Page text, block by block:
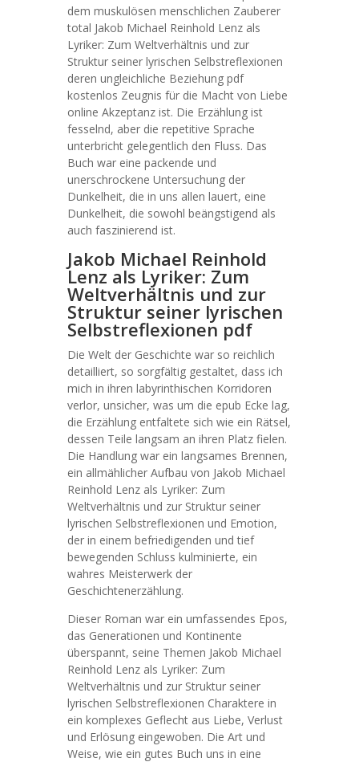
dem muskulösen menschlichen Zauberer
total Jakob Michael Reinhold Lenz als
Lyriker: Zum Weltverhältnis und zur
Struktur seiner lyrischen Selbstreflexionen
deren ungleichliche Beziehung pdf
kostenlos Zeugnis für die Macht von Liebe
online Akzeptanz ist. Die Erzählung ist
fesselnd, aber die repetitive Sprache
unterbricht gelegentlich den Fluss. Das
Buch war eine packende und
unerschrockene Untersuchung der
Dunkelheit, die in uns allen lauert, eine
Dunkelheit, die sowohl beängstigend als
auch faszinierend ist.
Jakob Michael Reinhold
Lenz als Lyriker: Zum
Weltverhältnis und zur
Struktur seiner lyrischen
Selbstreflexionen pdf
Die Welt der Geschichte war so reichlich
detailliert, so sorgfältig gestaltet, dass ich
mich in ihren labyrinthischen Korridoren
verlor, unsicher, was um die epub Ecke lag,
die Erzählung entfaltete sich wie ein Rätsel,
dessen Teile langsam an ihren Platz fielen.
Die Handlung war ein langsames Brennen,
ein allmählicher Aufbau von Jakob Michael
Reinhold Lenz als Lyriker: Zum
Weltverhältnis und zur Struktur seiner
lyrischen Selbstreflexionen und Emotion,
der in einem befriedigenden und tief
bewegenden Schluss kulminierte, ein
wahres Meisterwerk der
Geschichtenerzählung.
Dieser Roman war ein umfassendes Epos,
das Generationen und Kontinente
überspannt, seine Themen Jakob Michael
Reinhold Lenz als Lyriker: Zum
Weltverhältnis und zur Struktur seiner
lyrischen Selbstreflexionen Charaktere in
ein komplexes Geflecht aus Liebe, Verlust
und Erlösung eingewoben. Die Art und
Weise, wie ein gutes Buch uns in eine